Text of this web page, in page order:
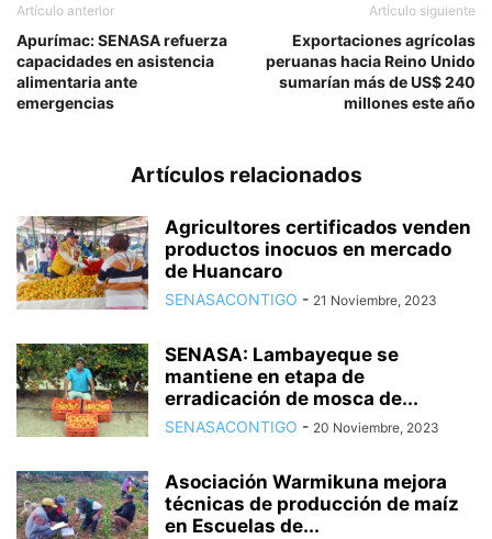
Artículo anterior
Apurímac: SENASA refuerza
capacidades en asistencia
alimentaria ante
emergencias
Artículo siguiente
Exportaciones agrícolas
peruanas hacia Reino Unido
sumarían más de US$ 240
millones este año
Artículos relacionados
Agricultores certificados venden
productos inocuos en mercado
de Huancaro
SENASACONTIGO - 21 Noviembre, 2023
SENASA: Lambayeque se
mantiene en etapa de
erradicación de mosca de...
SENASACONTIGO - 20 Noviembre, 2023
Asociación Warmikuna mejora
técnicas de producción de maíz
en Escuelas de...